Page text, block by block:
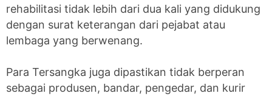
rehabilitasi tidak lebih dari dua kali yang didukung
dengan surat keterangan dari pejabat atau
lembaga yang berwenang.
Para Tersangka juga dipastikan tidak berperan
sebagai produsen, bandar, pengedar, dan kurir